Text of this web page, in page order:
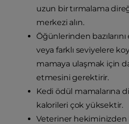
uzun bir tırmalama
merkezi alın.
Öğünlerinden
veya farklı seviyelere
mamaya ulaşmak için
etmesini gerektirir.
Kedi ödül mamalarına
kalorileri çok yüksektir.
Veteriner